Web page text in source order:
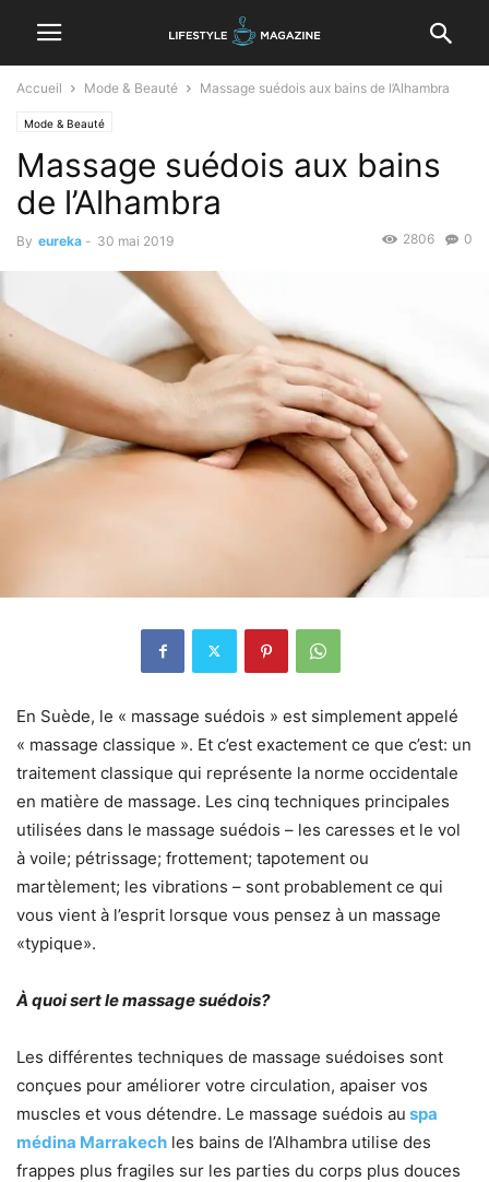
Accueil Mode & Beauté Massage suédois aux bains de l’Alhambra
Mode & Beauté
Massage suédois aux bains
de l’Alhambra
By eureka - 30 mai 2019 0
2806
En Suède, le « massage suédois » est simplement appelé
« massage classique ». Et c’est exactement ce que c’est: un
traitement classique qui représente la norme occidentale
en matière de massage. Les cinq techniques principales
utilisées dans le massage suédois – les caresses et le vol
à voile; pétrissage; frottement; tapotement ou
martèlement; les vibrations – sont probablement ce qui
vous vient à l’esprit lorsque vous pensez à un massage
«typique».
À quoi sert le massage suédois?
Les différentes techniques de massage suédoises sont
conçues pour améliorer votre circulation, apaiser vos
muscles et vous détendre. Le massage suédois au spa
médina Marrakech les bains de l’Alhambra utilise des
frappes plus fragiles sur les parties du corps plus douces